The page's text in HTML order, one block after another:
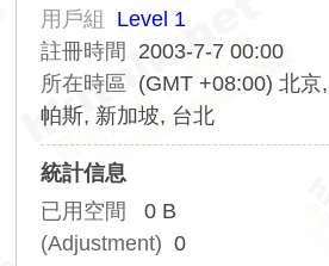
用戶組 Level 1
註冊時間
2003-7-7 00:00
所在時區
(GMT +08:00) 北京
帕斯, 新加坡, 台北
統計信息
已用空間
0 B
(Adjustment) 0